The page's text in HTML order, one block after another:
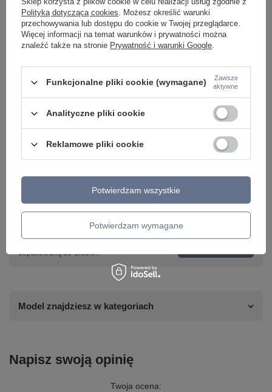
45cm KALUM LEN 1xE27 Tk Lighting 16223
709,00 zł / szt.
4762
249,00 zł /
Potrzebujesz pomocy? Masz pytania lub
chcesz lepszą cenę?
Napisz do nas - doradzimy, odpowiemy
dopasowaną do Ciebie..
Model znajdziesz w kategoriach
Napisz swoją opinię
Twoja ocena:
Polityką dotyczącą cookies. Możesz określić warunki
przechowywania lub dostępu do cookie w Twojej przeglądarce.
Więcej informacji na temat warunków i prywatności można
znaleźć także na stronie Prywatność i warunki Google.
Funkcjonalne pliki cookie (wymagane)
Zawsze
aktywne
Analityczne pliki cookie
Reklamowe pliki cookie
Potwierdzam wymagane
Potwierdzam wszystkie